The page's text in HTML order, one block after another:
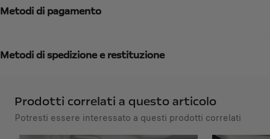
n
u
/
U
d
:
Metodi di pagamento
Metodi di spedizione e restituzione
Prodotti correlati a questo articolo
Potresti essere interessato a questi prodotti correlati